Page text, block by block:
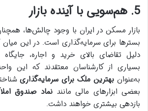
5. هم‌سویی با آینده بازار
بازار مسکن در ایران با وجود چالش‌ها،
بسترها برای سرمایه‌گذاری است. در این میان
دلیل تقاضای بالای خرید و اجاره، جایگاه
بسیاری از کارشناسان معتقدند که این
به‌عنوان بهترین ملک برای سرمایه‌گذاری
بعضی ابزارهای مالی مانندنماد صندوق
بازدهی بیشتری خواهند داشت.